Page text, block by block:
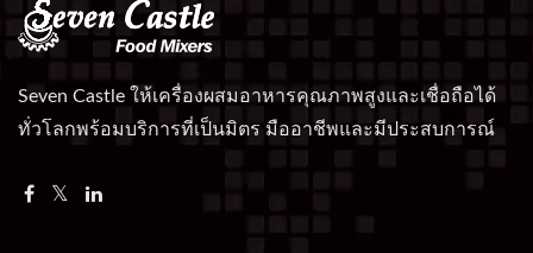
Seven Castle ให้เครื่องผสมอาหารคุณภาพสูงและเชื่อถือได้
ทั่วโลกพร้อมบริการที่เป็นมิตร มืออาชีพและมีประสบการณ์